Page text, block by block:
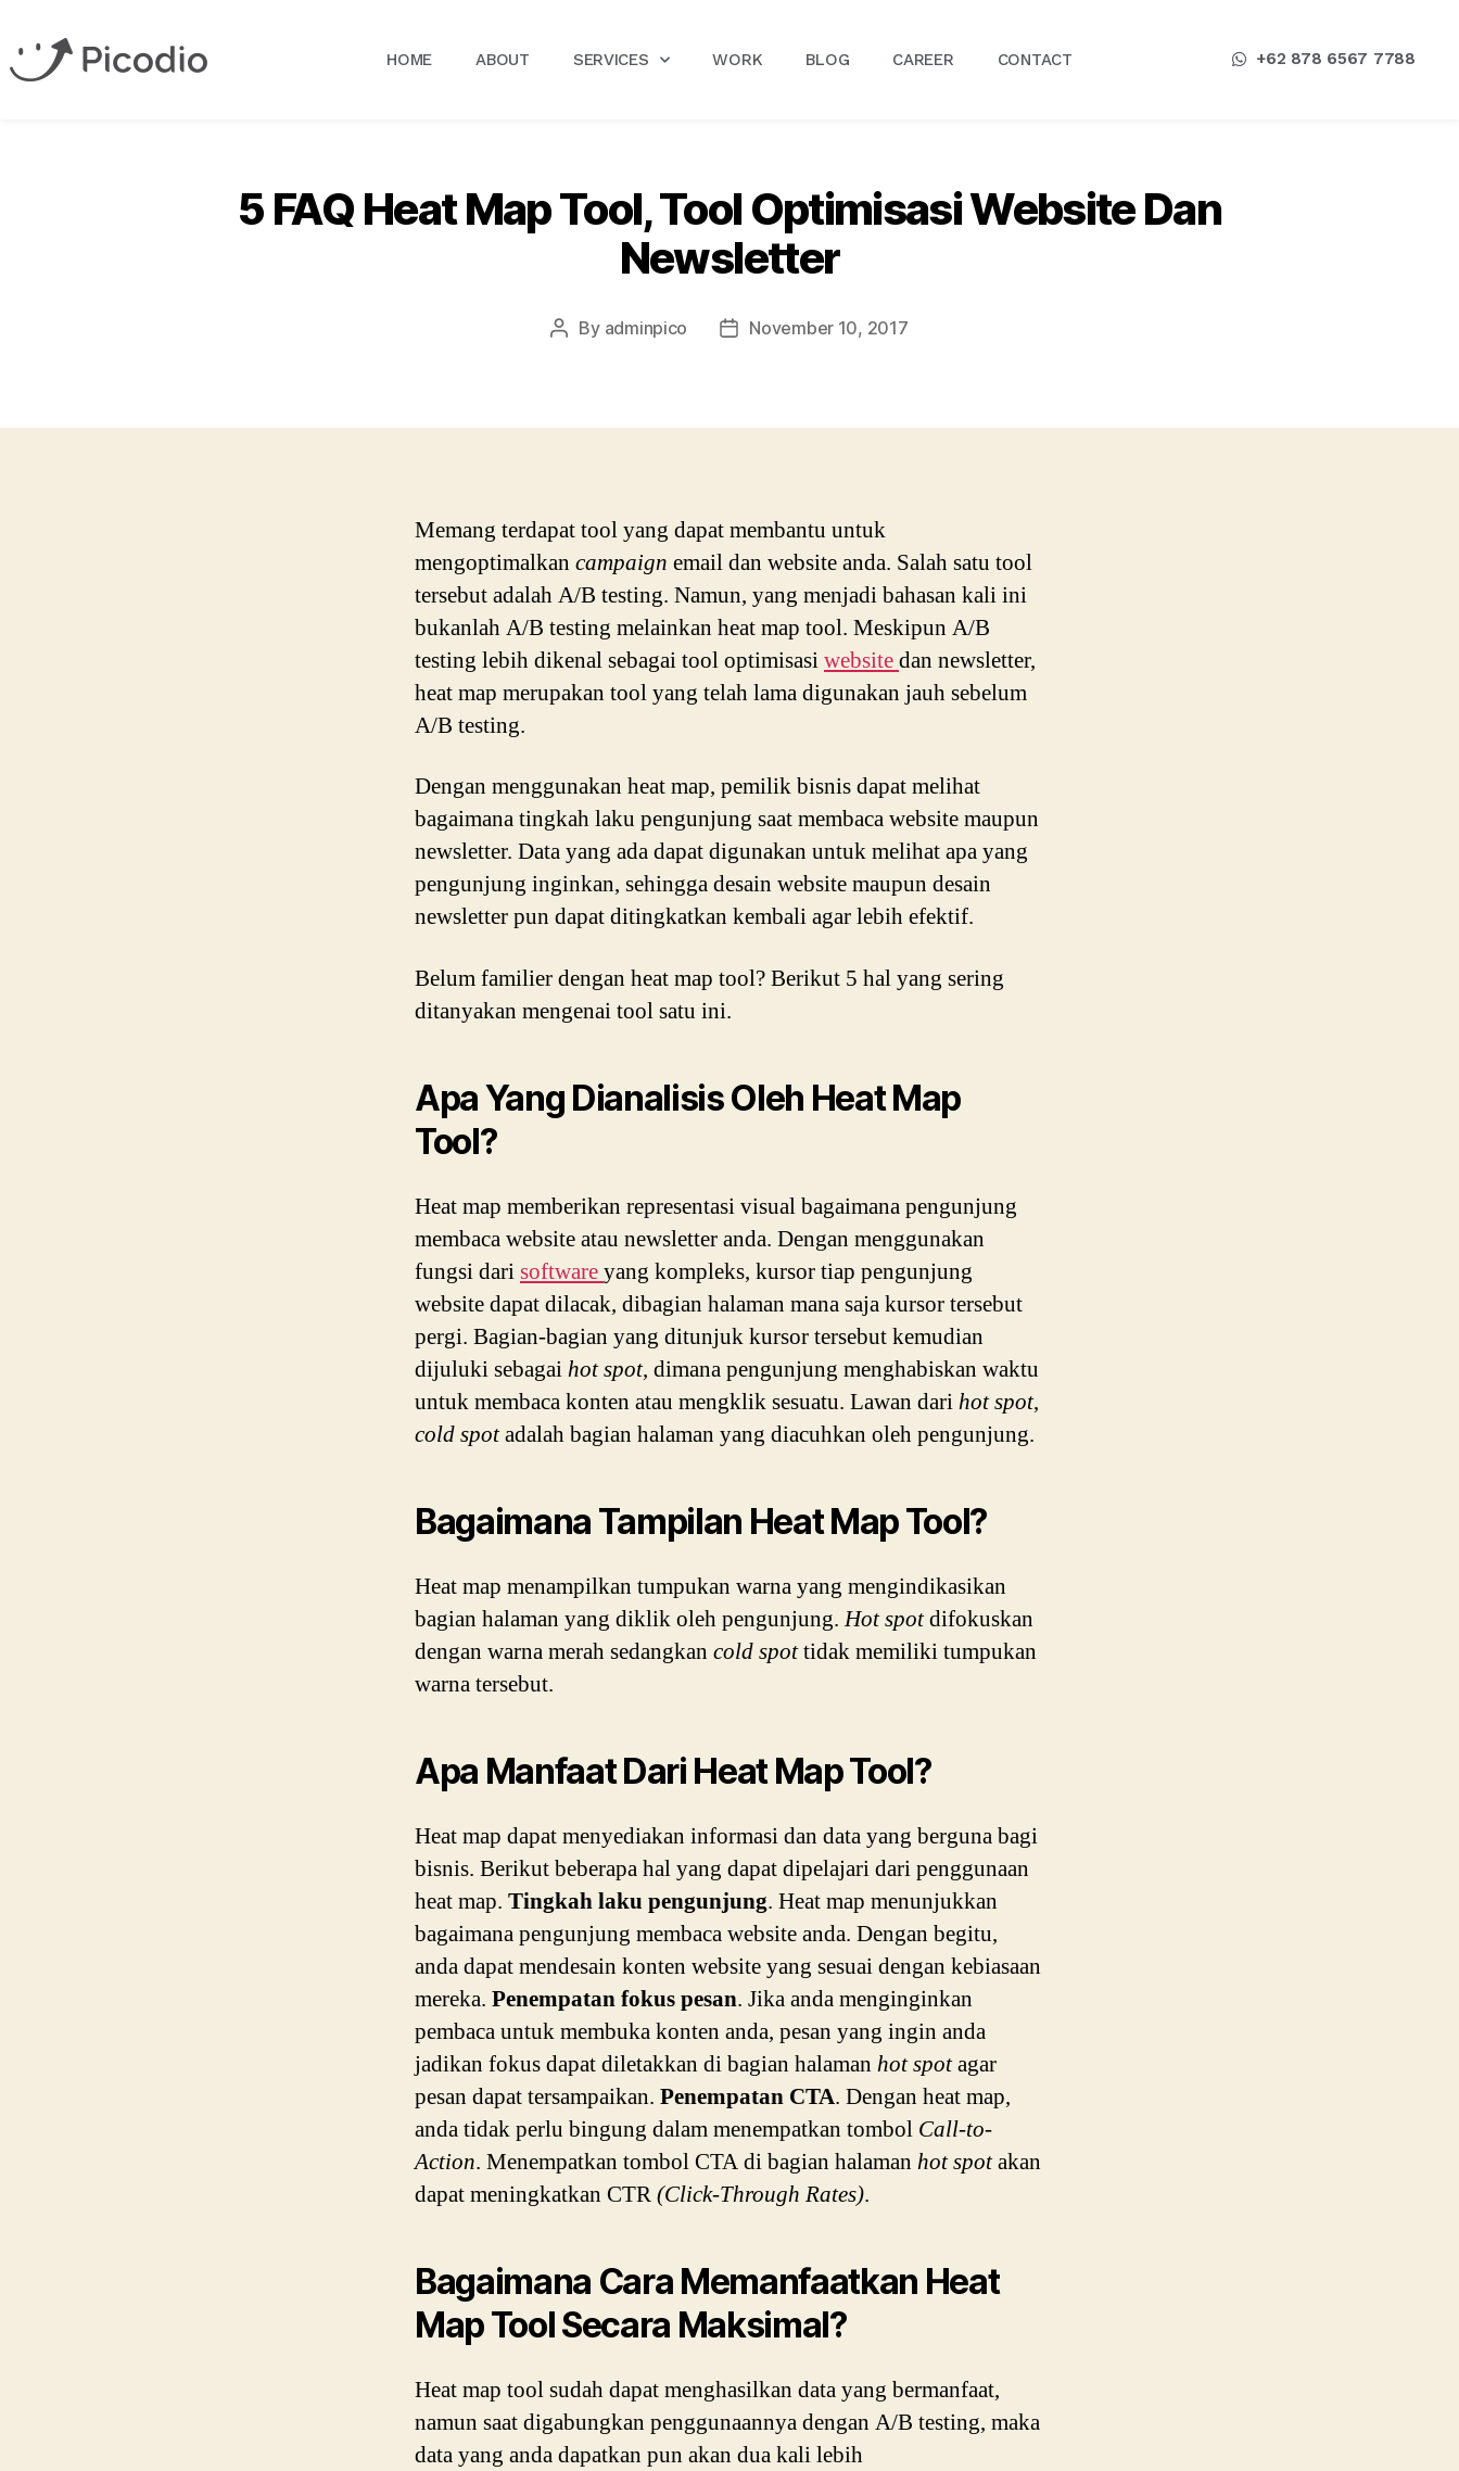
HOME ABOUT SERVICES WORK BLOG CAREER CONTACT +62 878 6567 7788
5 FAQ Heat Map Tool, Tool Optimisasi Website Dan
Newsletter
By adminpico November 10, 2017
Memang terdapat tool yang dapat membantu untuk
mengoptimalkan campaign email dan website anda. Salah satu tool
tersebut adalah A/B testing. Namun, yang menjadi bahasan kali ini
bukanlah A/B testing melainkan heat map tool. Meskipun A/B
testing lebih dikenal sebagai tool optimisasiwebsitedan newsletter,
heat map merupakan tool yang telah lama digunakan jauh sebelum
A/B testing.
Dengan menggunakan heat map, pemilik bisnis dapat melihat
bagaimana tingkah laku pengunjung saat membaca website maupun
newsletter. Data yang ada dapat digunakan untuk melihat apa yang
pengunjung inginkan, sehingga desain website maupun desain
newsletter pun dapat ditingkatkan kembali agar lebih efektif.
Belum familier dengan heat map tool? Berikut 5 hal yang sering
ditanyakan mengenai tool satu ini.
Apa Yang Dianalisis Oleh Heat Map
Tool?
Heat map memberikan representasi visual bagaimana pengunjung
membaca website atau newsletter anda. Dengan menggunakan
fungsi darisoftwareyang kompleks, kursor tiap pengunjung
website dapat dilacak, dibagian halaman mana saja kursor tersebut
pergi. Bagian-bagian yang ditunjuk kursor tersebut kemudian
dijuluki sebagaihot spot, dimana pengunjung menghabiskan waktu
untuk membaca konten atau mengklik sesuatu. Lawan darihot spot,
cold spotadalah bagian halaman yang diacuhkan oleh pengunjung.
Bagaimana Tampilan Heat Map Tool?
Heat map menampilkan tumpukan warna yang mengindikasikan
bagian halaman yang diklik oleh pengunjung.Hot spotdifokuskan
dengan warna merah sedangkan cold spottidak memiliki tumpukan
warna tersebut.
Apa Manfaat Dari Heat Map Tool?
Heat map dapat menyediakan informasi dan data yang berguna bagi
bisnis. Berikut beberapa hal yang dapat dipelajari dari penggunaan
heat map. Tingkah laku pengunjung. Heat map menunjukkan
bagaimana pengunjung membaca website anda. Dengan begitu,
anda dapat mendesain konten website yang sesuai dengan kebiasaan
mereka. Penempatan fokus pesan. Jika anda menginginkan
pembaca untuk membuka konten anda, pesan yang ingin anda
jadikan fokus dapat diletakkan di bagian halaman hot spotagar
pesan dapat tersampaikan. Penempatan CTA. Dengan heat map,
anda tidak perlu bingung dalam menempatkan tombol Call-to-
Action. Menempatkan tombol CTA di bagian halaman hot spotakan
dapat meningkatkan CTR(Click-Through Rates).
Bagaimana Cara Memanfaatkan Heat
Map Tool Secara Maksimal?
Heat map tool sudah dapat menghasilkan data yang bermanfaat,
namun saat digabungkan penggunaannya dengan A/B testing, maka
data yang anda dapatkan pun akan dua kali lebih